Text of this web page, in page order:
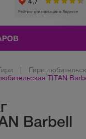
Гири
TITAN
Barbell